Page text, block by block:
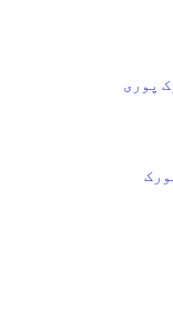
پوری